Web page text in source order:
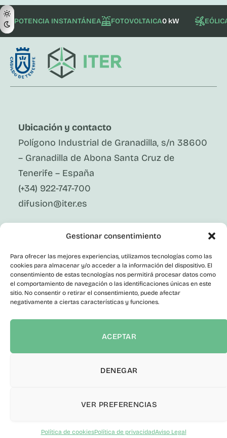
Gestionar consentimiento
Para ofrecer las mejores experiencias, utilizamos tecnologías como las
cookies para almacenar y/o acceder a la información del dispositivo. El
consentimiento de estas tecnologías nos permitirá procesar datos como
el comportamiento de navegación o las identificaciones únicas en este
sitio. No consentir o retirar el consentimiento, puede afectar
negativamente a ciertas características y funciones.
ACEPTAR
DENEGAR
VER PREFERENCIAS
Política de cookiesPolítica de privacidadAviso Legal
POTENCIA INSTANTÁNEA FOTOVOLTAICA0 kW
Ubicación y contacto
Polígono Industrial de Granadilla, s/n 38600
– Granadilla de Abona Santa Cruz de
Tenerife – España
(+34) 922-747-700
difusion@iter.es
Síguenos En Redes Sociales
X
Instagram
Youtube
Corporativo
Contacto
Canal del Informante
información